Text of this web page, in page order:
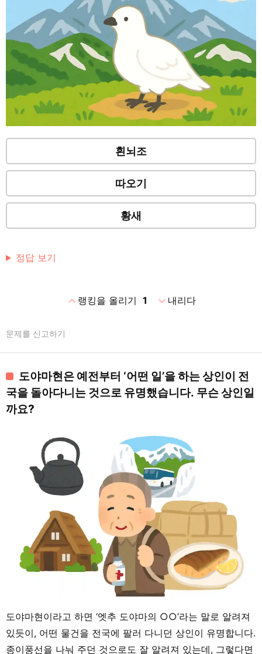
흰뇌조
따오기
황새
정답 보기
expand_less랭킹을 올리기 1 expand_more내리다
문제를 신고하기
도야마현은 예전부터 ‘어떤 일’을 하는 상인이 전
국을 돌아다니는 것으로 유명했습니다. 무슨 상인일
까요?
도야마현이라고 하면 ‘엣추 도야마의 ○○’라는 말로 알려져
있듯이, 어떤 물건을 전국에 팔러 다니던 상인이 유명합니다.
종이풍선을 나눠 주던 것으로도 잘 알려져 있는데, 그렇다면